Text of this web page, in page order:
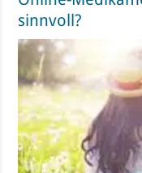
sinnvoll?